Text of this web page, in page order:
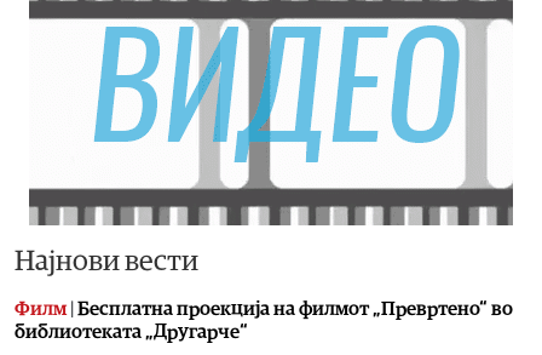
Најнови вести
Филм Бесплатна проекција на филмот „Превртено“ во
библиотеката „Другарче“